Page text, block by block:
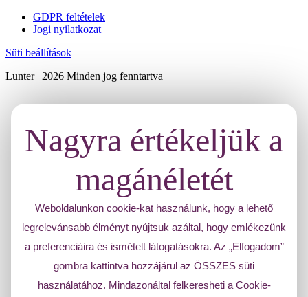
GDPR feltételek
Jogi nyilatkozat
Süti beállítások
Lunter | 2026 Minden jog fenntartva
Nagyra értékeljük a
magánéletét
Weboldalunkon cookie-kat használunk, hogy a lehető
legrelevánsabb élményt nyújtsuk azáltal, hogy emlékezünk
a preferenciáira és ismételt látogatásokra. Az „Elfogadom”
gombra kattintva hozzájárul az ÖSSZES süti
használatához. Mindazonáltal felkeresheti a Cookie-